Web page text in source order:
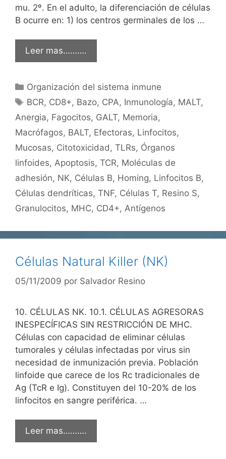
mu. 2º. En el adulto, la diferenciación de células
B ocurre en: 1) los centros germinales de los …
Leer mas……….
Categorías
Organización del sistema inmune
Etiquetas
BCR, CD8+, Bazo, CPA, Inmunología, MALT,
Anergia, Fagocitos, GALT, Memoria,
Macrófagos, BALT, Efectoras, Linfocitos,
Mucosas, Citotoxicidad, TLRs, Órganos
linfoides, Apoptosis, TCR, Moléculas de
adhesión, NK, Células B, Homing, Linfocitos B,
Células dendríticas, TNF, Células T, Resino S,
Granulocitos, MHC, CD4+, Antígenos
Células Natural Killer (NK)
05/11/2009 por Salvador Resino
10. CÉLULAS NK. 10.1. CÉLULAS AGRESORAS
INESPECÍFICAS SIN RESTRICCIÓN DE MHC.
Células con capacidad de eliminar células
tumorales y células infectadas por virus sin
necesidad de inmunización previa. Población
linfoide que carece de los Rc tradicionales de
Ag (TcR e Ig). Constituyen del 10-20% de los
linfocitos en sangre periférica. …
Leer mas……….